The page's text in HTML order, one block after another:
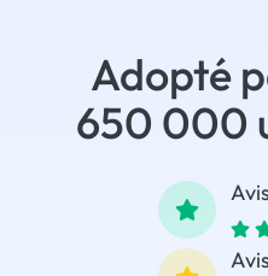
Adopté
650 000